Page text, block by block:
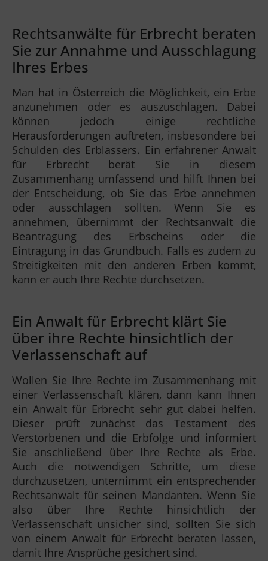
Rechtsanwälte für Erbrecht beraten
Sie zur Annahme und Ausschlagung
Ihres Erbes
Man hat in Österreich die Möglichkeit, ein Erbe
anzunehmen oder es auszuschlagen. Dabei
können jedoch einige rechtliche
Herausforderungen auftreten, insbesondere bei
Schulden des Erblassers. Ein erfahrener Anwalt
für Erbrecht berät Sie in diesem
Zusammenhang umfassend und hilft Ihnen bei
der Entscheidung, ob Sie das Erbe annehmen
oder ausschlagen sollten. Wenn Sie es
annehmen, übernimmt der Rechtsanwalt die
Beantragung des Erbscheins oder die
Eintragung in das Grundbuch. Falls es zudem zu
Streitigkeiten mit den anderen Erben kommt,
kann er auch Ihre Rechte durchsetzen.
Ein Anwalt für Erbrecht klärt Sie
über ihre Rechte hinsichtlich der
Verlassenschaft auf
Wollen Sie Ihre Rechte im Zusammenhang mit
einer Verlassenschaft klären, dann kann Ihnen
ein Anwalt für Erbrecht sehr gut dabei helfen.
Dieser prüft zunächst das Testament des
Verstorbenen und die Erbfolge und informiert
Sie anschließend über Ihre Rechte als Erbe.
Auch die notwendigen Schritte, um diese
durchzusetzen, unternimmt ein entsprechender
Rechtsanwalt für seinen Mandanten. Wenn Sie
also über Ihre Rechte hinsichtlich der
Verlassenschaft unsicher sind, sollten Sie sich
von einem Anwalt für Erbrecht beraten lassen,
damit Ihre Ansprüche gesichert sind.